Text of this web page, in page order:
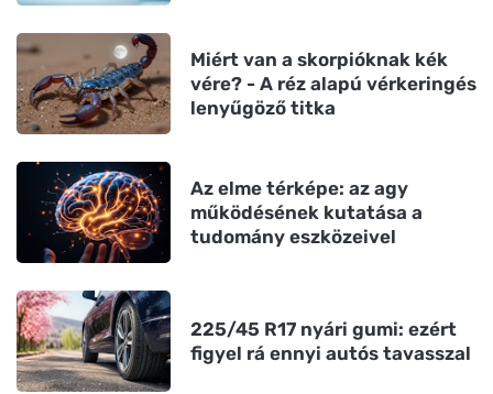
Miért van a skorpióknak kék
vére? - A réz alapú vérkeringés
lenyűgöző titka
Az elme térképe: az agy
működésének kutatása a
tudomány eszközeivel
225/45 R17 nyári gumi: ezért
figyel rá ennyi autós tavasszal